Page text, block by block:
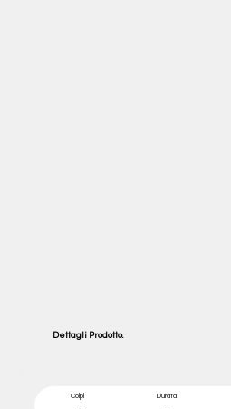
Dettagli Prodotto.
Colpi Durata